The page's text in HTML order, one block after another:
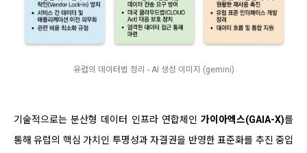
유럽의 데이터법 정리 - AI 생성 이미지 (gemini)
기술적으로는 분산형 데이터 인프라 연합체인 가이아엑스(GAIA-X)를
통해 유럽의 핵심 가치인 투명성과 자결권을 반영한 표준화를 추진 중입